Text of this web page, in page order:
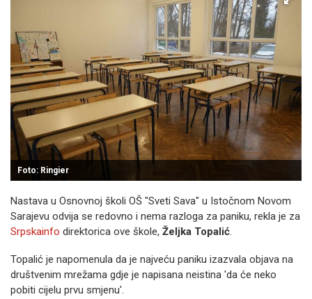
Foto: Ringier
Nastava u Osnovnoj školi OŠ "Sveti Sava" u Istočnom Novom
Sarajevu odvija se redovno i nema razloga za paniku, rekla je za
Srpskainfo direktorica ove škole, Željka Topalić.
Topalić je napomenula da je najveću paniku izazvala objava na
društvenim mrežama gdje je napisana neistina 'da će neko
pobiti cijelu prvu smjenu'.